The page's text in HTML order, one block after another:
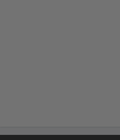
Magic Beach Hotel